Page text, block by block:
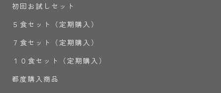
初回お試しセット
５食セット（定期購入）
７食セット（定期購入）
１０食セット（定期購入）
都度購入商品